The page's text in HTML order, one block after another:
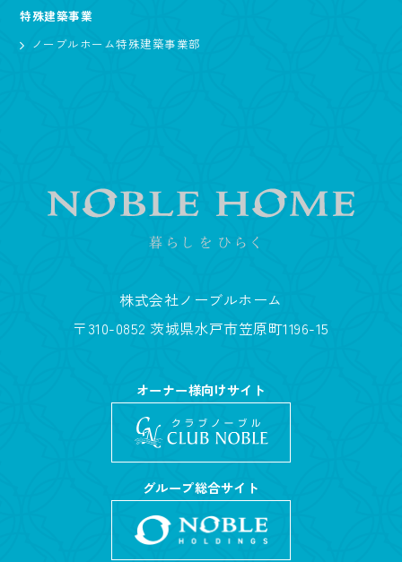
特殊建築事業
ノーブルホーム特殊建築事業部
株式会社ノーブルホーム
〒310-0852 茨城県水戸市笠原町1196-15
オーナー様向けサイト
グループ総合サイト